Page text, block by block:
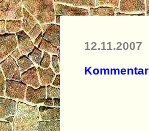
12.11.2007
Kommentar